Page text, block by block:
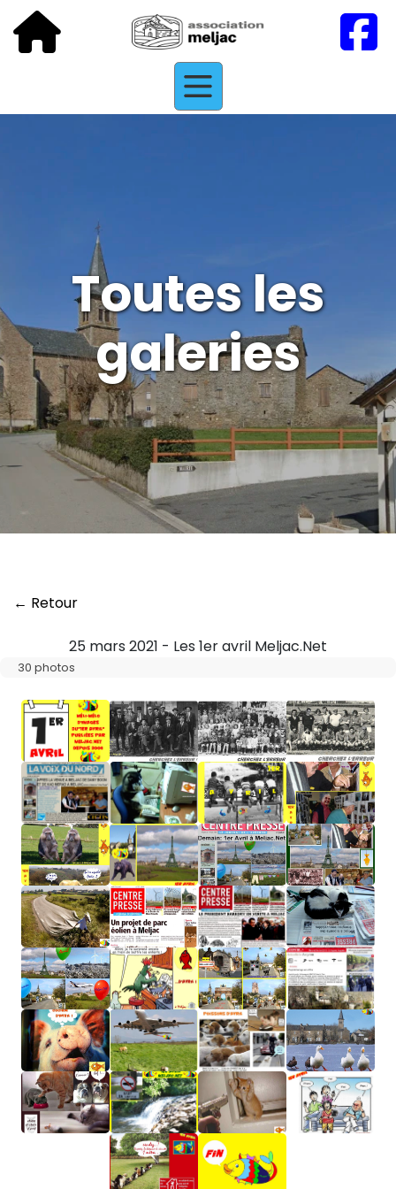
Toutes les
galeries
← Retour
25 mars 2021 - Les 1er avril Meljac.Net
30 photos